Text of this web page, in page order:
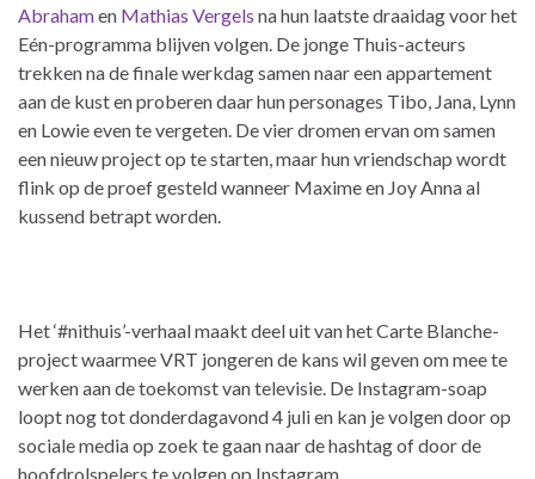
Abrahamen Mathias Vergels na hun laatste draaidag voor het
Eén-programma blijven volgen. De jonge Thuis-acteurs
trekken na de finale werkdag samen naar een appartement
aan de kust en proberen daar hun personages Tibo, Jana, Lynn
en Lowie even te vergeten. De vier dromen ervan om samen
een nieuw project op te starten, maar hun vriendschap wordt
flink op de proef gesteld wanneer Maxime en Joy Anna al
kussend betrapt worden.
Het ‘#nithuis’-verhaal maakt deel uit van het Carte Blanche-
project waarmee VRT jongeren de kans wil geven om mee te
werken aan de toekomst van televisie. De Instagram-soap
loopt nog tot donderdagavond 4 juli en kan je volgen door op
sociale media op zoek te gaan naar de hashtag of door de
hoofdrolspelers te volgen op Instagram.